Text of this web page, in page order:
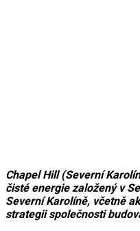
Chapel Hill (Severní
čisté energie založený v
Severní Karolíně, včetně
strategii společnosti